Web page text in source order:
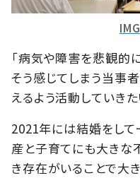
「病気や障害を悲観的
そう感じてしまう当事
えるよう活動していきた
2021年には結婚をして
産と子育てにも大きな
き存在がいることで大